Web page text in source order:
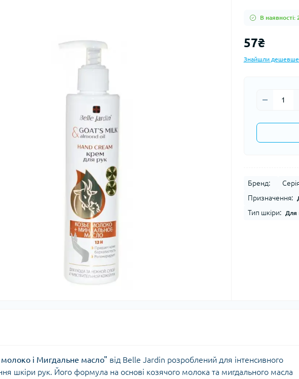
В наявності:
57₴
Знайшли
Бренд:
Призначення:
Тип шкіри: Для
і Мигдальне масло" від Belle Jardin розроблений для інтенсивного
шкіри рук. Його формула на основі козячого молока та мигдального масла